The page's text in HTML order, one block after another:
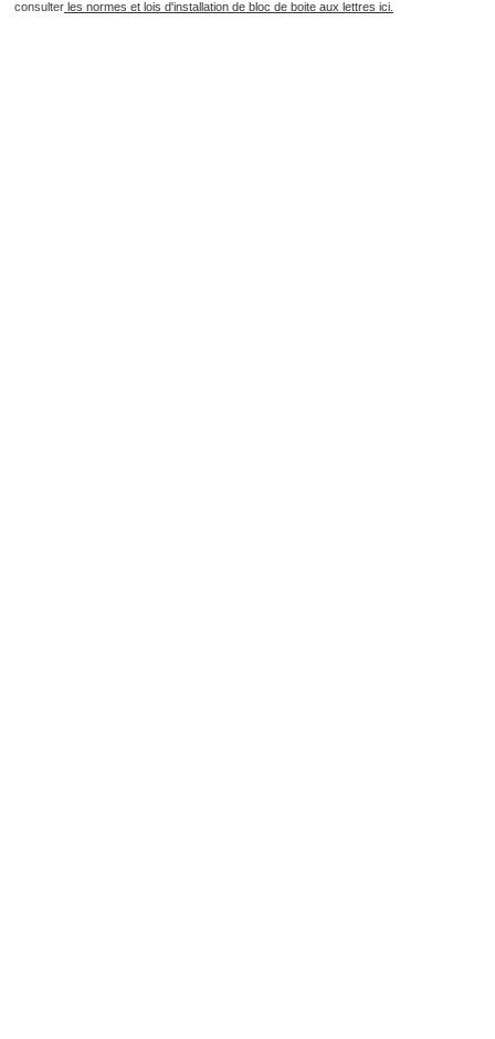
consulter les normes et lois d'installation de bloc de boite aux lettres ici.